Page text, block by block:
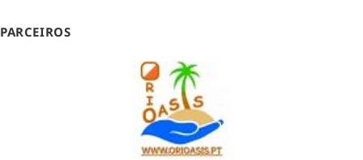
PARCEIROS